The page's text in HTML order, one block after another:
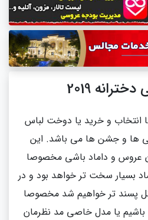
2019
انتخاب و خرید یا دوخت لباس
ها و جشن ها می باشد. این
عروس و داماد باشی مخصوصا
بسیار سخت تر خواهد بود و در
پسند تر خواهیم شد مخصوصا
باشیم یا مدل خاصی مد نظرمان